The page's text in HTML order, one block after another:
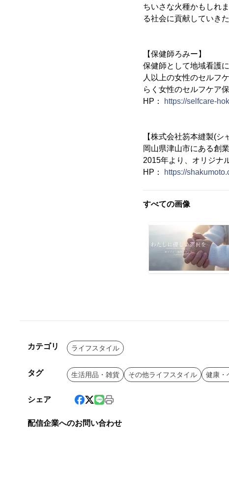
ちいさな火種かもしれ
る社会に貢献していき
【保健師ろみー】
保健師として地域看護
人以上の女性のセルフ
らく女性のセルフケア
HP：
https://selfcare-
【株式会社笏本縫製(シ
岡山県津山市にある創
2015年より、オリジナ
HP：
https://
すべての画像
カテゴリ ライフスタイル
タグ 生活用品・雑貨 その他ライフスタイル 健康・
シェア
配信企業へのお問い合わせ